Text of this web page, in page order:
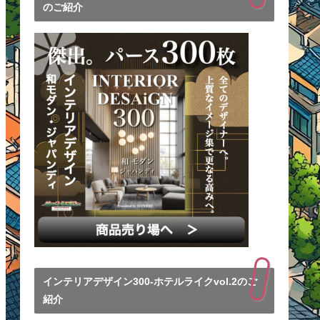
のご紹介
インテリアデザイン300-ホテルライクvol.2のご
紹介